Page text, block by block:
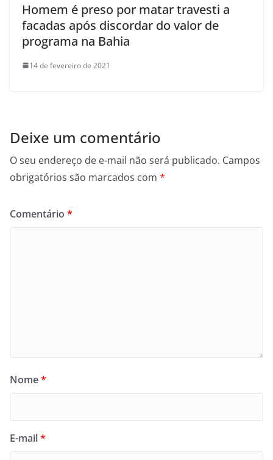
Homem é preso por matar travesti a
facadas após discordar do valor de
programa na Bahia
14 de fevereiro de 2021
Deixe um comentário
O seu endereço de e-mail não será publicado. Campos
obrigatórios são marcados com *
Comentário *
Nome*
E-mail*